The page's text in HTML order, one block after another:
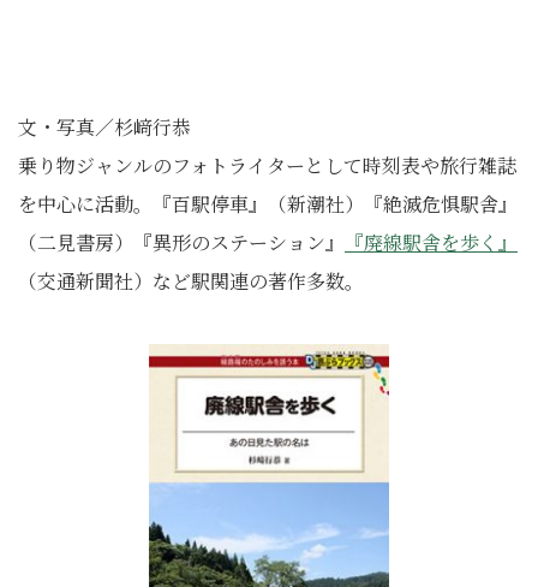
文・写真／杉﨑行恭
乗り物ジャンルのフォトライターとして時刻表や旅行雑誌
を中心に活動。『百駅停車』（新潮社）『絶滅危惧駅舎』
（二見書房）『異形のステーション』
『廃線駅舎を歩く』
（交通新聞社）など駅関連の著作多数。